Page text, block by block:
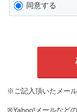
同意する
※ご記入頂いたメー
※Yahoo!メールなど